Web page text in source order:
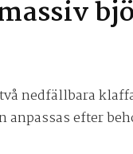
nedfällbara
efter